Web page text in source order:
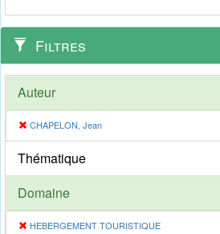
Filtres
Auteur
CHAPELON, Jean
Thématique
Domaine
HEBERGEMENT TOURISTIQUE